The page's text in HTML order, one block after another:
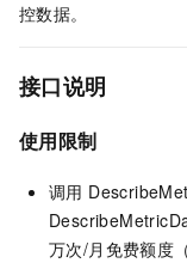
控数据。
接口说明
使用限制
调用
万次/月免费额度